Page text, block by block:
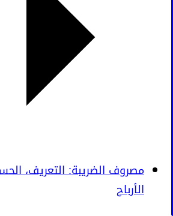
مصروف الضريبة: التعريف،
الأرباح